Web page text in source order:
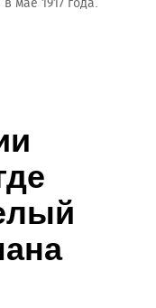
мае 1917 года.